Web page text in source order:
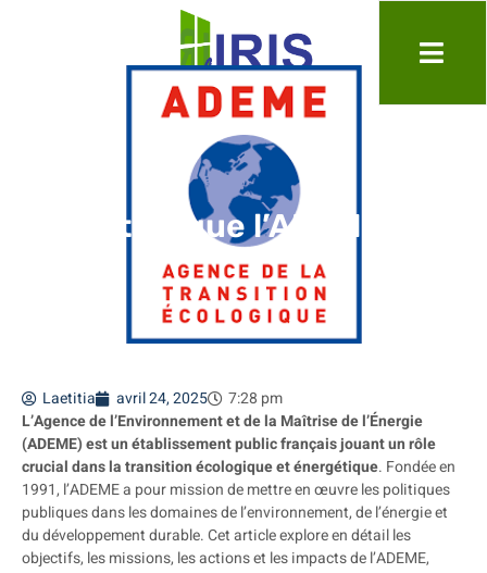
Qu’est ce que l’ADEME ?
Laetitia avril 24, 2025
7:28 pm
L’Agence de l’Environnement et de la Maîtrise de l’Énergie
(ADEME) est un établissement public français jouant un rôle
crucial dans la transition écologique et énergétique. Fondée en
1991, l’ADEME a pour mission de mettre en œuvre les politiques
publiques dans les domaines de l’environnement, de l’énergie et
du développement durable. Cet article explore en détail les
objectifs, les missions, les actions et les impacts de l’ADEME,